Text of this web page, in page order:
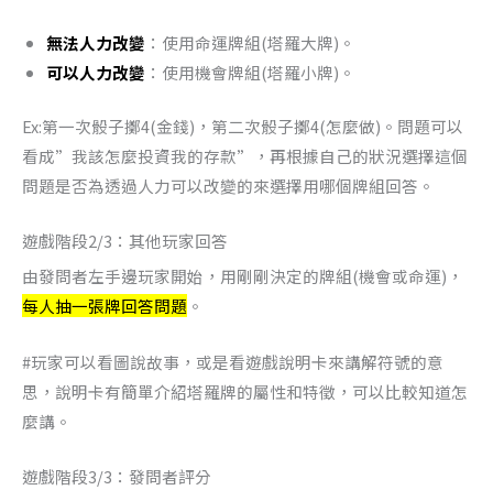
無法人力改變 ：使用命運牌組(塔羅大牌)。
可以人力改變 ：使用機會牌組(塔羅小牌)。
Ex:第一次骰子擲4(金錢)，第二次骰子擲4(怎麼做)。問題可以
看成”我該怎麼投資我的存款”，再根據自己的狀況選擇這個
問題是否為透過人力可以改變的來選擇用哪個牌組回答。
遊戲階段2/3：其他玩家回答
由發問者左手邊玩家開始，用剛剛決定的牌組(機會或命運)，
每人抽一張牌回答問題 。
#玩家可以看圖說故事，或是看遊戲說明卡來講解符號的意
思，說明卡有簡單介紹塔羅牌的屬性和特徵，可以比較知道怎
麼講。
遊戲階段3/3：發問者評分